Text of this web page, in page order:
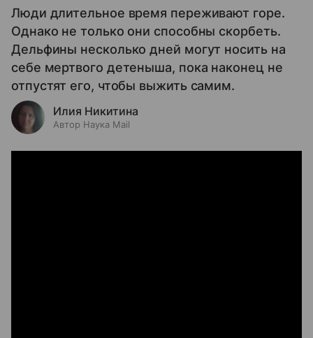
Люди длительное время переживают горе.
Однако не только они способны скорбеть.
Дельфины несколько дней могут носить на
себе мертвого детеныша, пока наконец не
отпустят его, чтобы выжить самим.
Илия Никитина
Автор Наука Mail